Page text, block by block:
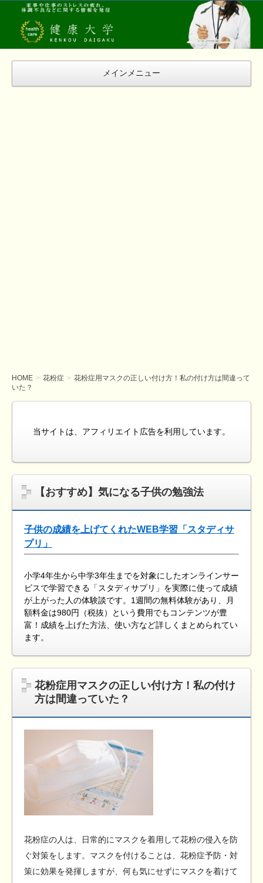
健
康
大
メインメニュー
HOME 花粉症
花粉症用マスクの正しい付け方！私の付け方は間違って
いた？
当サイトは、アフィリエイト広告を利用しています。
【おすすめ】気になる子供の勉強法
子供の成績を上げてくれたWEB学習「スタディサ
プリ」
小学4年生から中学3年生までを対象にしたオンラインサー
ビスで学習できる「スタディサプリ」を実際に使って成績
が上がった人の体験談です。1週間の無料体験があり、月
額料金は980円（税抜）という費用でもコンテンツが豊
富！成績を上げた方法、使い方など詳しくまとめられてい
ます。
花粉症用マスクの正しい付け方！私の付け
方は間違っていた？
花粉症の人は、日常的にマスクを着用して花粉の侵入を防
ぐ対策をします。マスクを付けることは、花粉症予防・対
策に効果を発揮しますが、何も気にせずにマスクを着けて